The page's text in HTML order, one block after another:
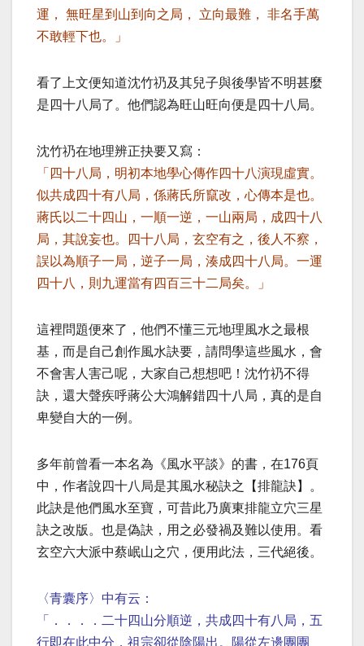
運， 無旺星到山到向之局， 立向最難， 非名手萬
不敢輕下也。」
看了上文便知道沈竹礽及其兒子與後學皆不明甚麼
是四十八局了。他們認為旺山旺向便是四十八局。
沈竹礽在地理辨正抉要又寫：
「四十八局，明初本地學心傳作四十八演現虛實。
似共成四十有八局，係蔣氏所竄改，心傳本是也。
蔣氏以二十四山，一順一逆，一山兩局，成四十八
局，其說妄也。四十八局，玄空有之，後人不察，
誤以為順子一局，逆子一局，湊成四十八局。一運
四十八，則九運當有四百三十二局矣。」
這裡問題便來了，他們不懂三元地理風水之最根
基，而是自己創作風水訣要，請問學這些風水，會
不會害人害己呢，大家自己想想吧！沈竹礽不得
訣，還大聲疾呼蔣公大鴻解錯四十八局，真的是自
卑變自大的一例。
多年前曾看一本名為《風水平談》的書，在176頁
中，作者說四十八局是其風水秘訣之【排龍訣】。
此訣是他們風水至寶，可昔此乃廣東排龍立穴三星
訣之改版。也是偽訣，用之必發禍及難以使用。看
玄空六大派中蔡岷山之穴，便用此法，三代絕後。
〈青囊序〉中有云：
「．．．．二十四山分順逆，共成四十有八局，五
行即在此中分，祖宗卻從陰陽出。陽從左邊團團